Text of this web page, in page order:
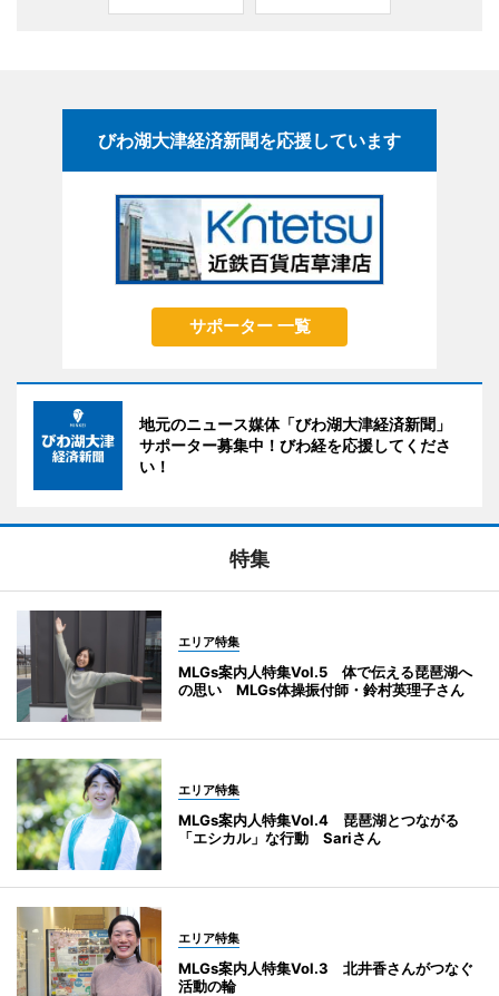
びわ湖大津経済新聞を応援しています
サポーター 一覧
地元のニュース媒体「びわ湖大津経済新聞」
サポーター募集中！びわ経を応援してくださ
い！
特集
エリア特集
MLGs案内人特集Vol.5 体で伝える琵琶湖へ
の思い MLGs体操振付師・鈴村英理子さん
エリア特集
MLGs案内人特集Vol.4 琵琶湖とつながる
「エシカル」な行動 Sariさん
エリア特集
MLGs案内人特集Vol.3 北井香さんがつなぐ
活動の輪